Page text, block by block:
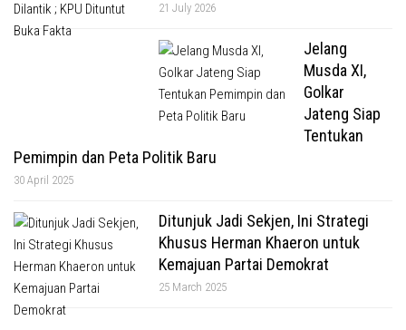
21 July 2026
Jelang
Musda XI,
Golkar
Jateng Siap
Tentukan
Pemimpin dan Peta Politik Baru
30 April 2025
Ditunjuk Jadi Sekjen, Ini Strategi
Khusus Herman Khaeron untuk
Kemajuan Partai Demokrat
25 March 2025